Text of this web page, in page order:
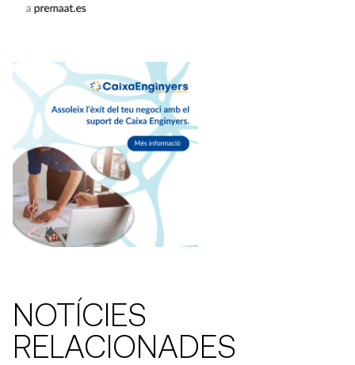
NOTÍCIES
RELACIONADES